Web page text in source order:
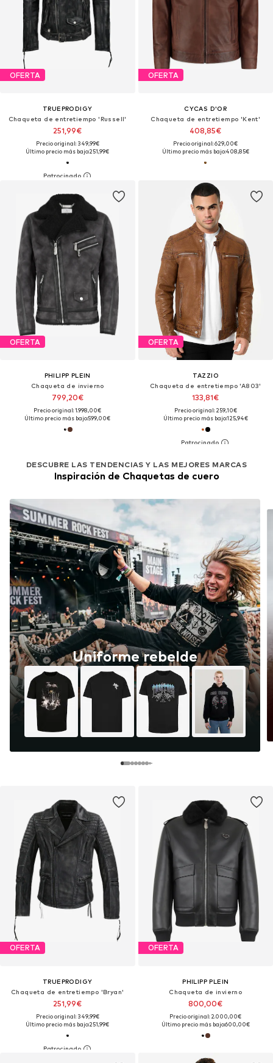
OFERTA
TRUEPRODIGY
Chaqueta de entretiempo 'Russell'
251,99€
Precio original: 349,99€
Último precio más bajo:251,99€
OFERTA
CYCAS D'OR
Chaqueta de entretiempo 'Kent'
408,85€
Precio original: 629,00€
Último precio más bajo:408,85€
OFERTA
PHILIPP PLEIN
Chaqueta de invierno
799,20€
Precio original: 1.998,00€
Último precio más bajo:599,00€
OFERTA
TAZZIO
Chaqueta de entretiempo 'A803'
133,81€
Precio original: 259,10€
Último precio más bajo:125,94€
OFERTA
TRUEPRODIGY
Chaqueta de entretiempo 'Bryan'
251,99€
Precio original: 349,99€
Último precio más bajo:251,99€
OFERTA
PHILIPP PLEIN
Chaqueta de invierno
800,00€
Precio original: 2.000,00€
Último precio más bajo:600,00€
DESCUBRE LAS TENDENCIAS Y LAS MEJORES MARCAS
Inspiración de Chaquetas de cuero
Uniforme rebelde